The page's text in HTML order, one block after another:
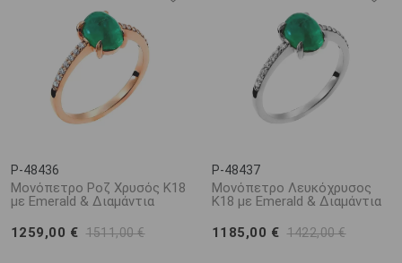
P-48436
Μονόπετρο Ροζ Χρυσός Κ18
με Emerald & Διαμάντια
1259,00 € 1511,00 €
P-48437
Μονόπετρο Λευκόχρυσος
Κ18 με Emerald & Διαμάντια
1185,00 € 1422,00 €